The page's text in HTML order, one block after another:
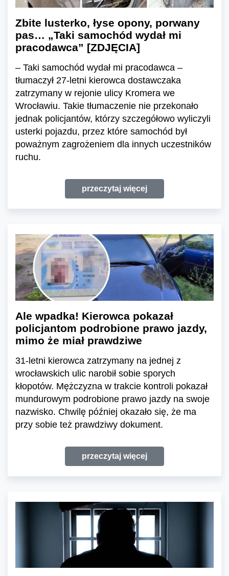
Zbite lusterko, łyse opony, porwany
pas… „Taki samochód wydał mi
pracodawca” [ZDJĘCIA]
– Taki samochód wydał mi pracodawca –
tłumaczył 27-letni kierowca dostawczaka
zatrzymany w rejonie ulicy Kromera we
Wrocławiu. Takie tłumaczenie nie przekonało
jednak policjantów, którzy szczegółowo wyliczyli
usterki pojazdu, przez które samochód był
poważnym zagrożeniem dla innych uczestników
ruchu.
przeczytaj więcej
Ale wpadka! Kierowca pokazał
policjantom podrobione prawo jazdy,
mimo że miał prawdziwe
31-letni kierowca zatrzymany na jednej z
wrocławskich ulic narobił sobie sporych
kłopotów. Mężczyzna w trakcie kontroli pokazał
mundurowym podrobione prawo jazdy na swoje
nazwisko. Chwilę później okazało się, że ma
przy sobie też prawdziwy dokument.
przeczytaj więcej